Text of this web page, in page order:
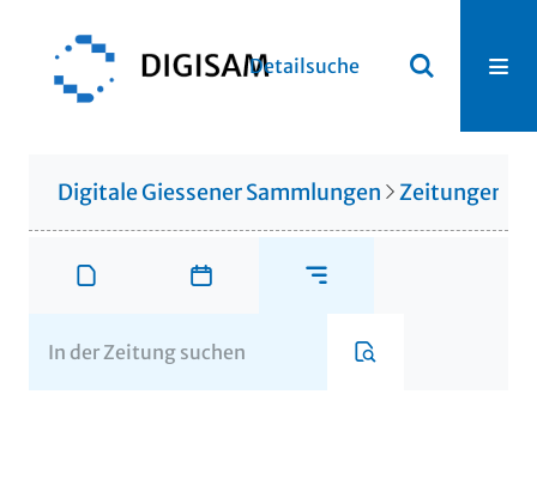
Detailsuche
Digitale Giessener Sammlungen Zeitungen